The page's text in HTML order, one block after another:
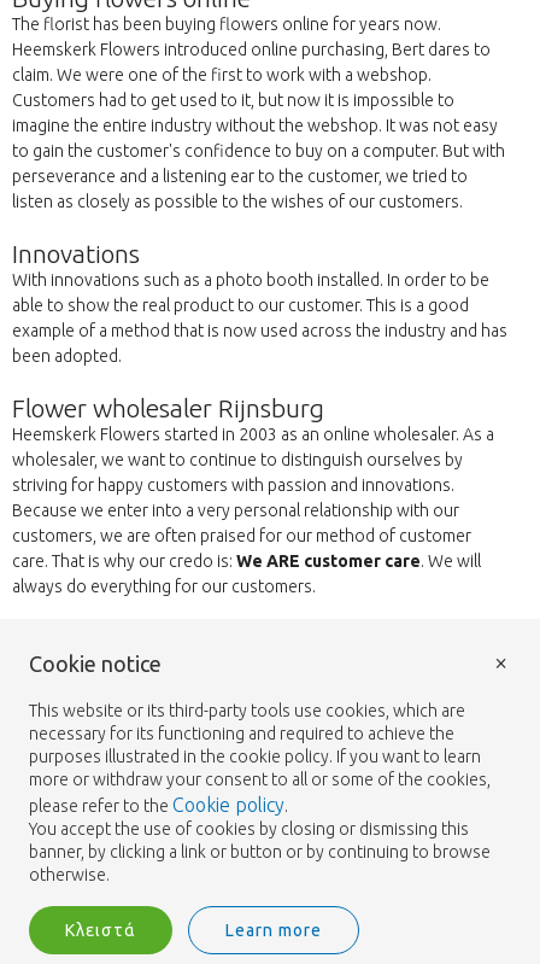
The florist has been buying flowers online for years now.
Heemskerk Flowers introduced online purchasing, Bert dares to
claim. We were one of the first to work with a webshop.
Customers had to get used to it, but now it is impossible to
imagine the entire industry without the webshop. It was not easy
to gain the customer's confidence to buy on a computer. But with
perseverance and a listening ear to the customer, we tried to
listen as closely as possible to the wishes of our customers.
Innovations
With innovations such as a photo booth installed. In order to be
able to show the real product to our customer. This is a good
example of a method that is now used across the industry and has
been adopted.
Flower wholesaler Rijnsburg
Heemskerk Flowers started in 2003 as an online wholesaler. As a
wholesaler, we want to continue to distinguish ourselves by
striving for happy customers with passion and innovations.
Because we enter into a very personal relationship with our
customers, we are often praised for our method of customer
care. That is why our credo is: We ARE customer care. We will
always do everything for our customers.
We are wholesalers; A commercial wholesaler that specializes in
day our buyers are looking for the best quality products at the
best price. Call it our mission, see it as our passion. The buyers of
Heemskerk Flowers rising early every weekday to source the very
best quality for you and your customers. As our network is
enormous we have arguably the largest selection of all. You can
choose daily out of more then 2000 varieties of flowers. View our
wide range of flowers and plants in our web-shop and place your
Cookie notice
This website or its third-party tools use cookies, which are
necessary for its functioning and required to achieve the
purposes illustrated in the cookie policy. If you want to learn
more or withdraw your consent to all or some of the cookies,
please refer to the Cookie policy.
You accept the use of cookies by closing or dismissing this
banner, by clicking a link or button or by continuing to browse
otherwise.
Κλειστά Learn more
×